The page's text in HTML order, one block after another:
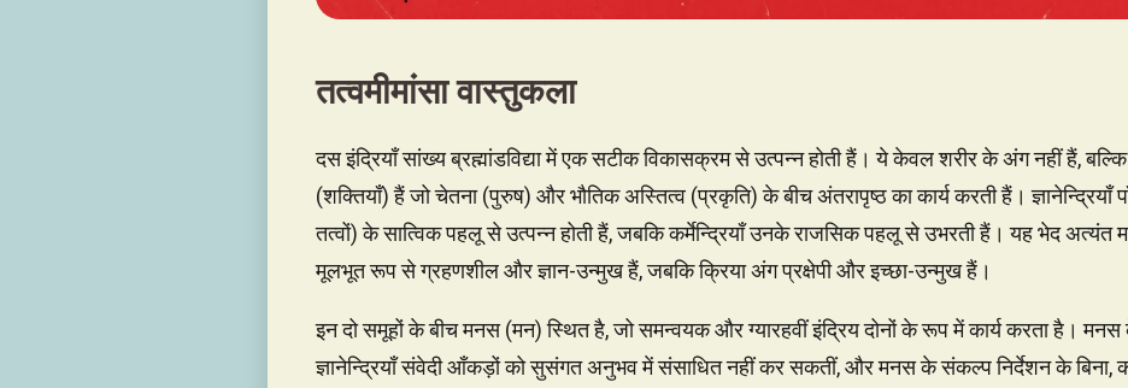
तत्वमीमांसा वास्तुकला
दस इंद्रियाँ सांख्य ब्रह्मांडविद्या में एक सटीक विकासक्रम से उत्पन्न होती हैं। ये केवल शरीर के अंग नहीं हैं, बल्कि
(शक्तियाँ) हैं जो चेतना (पुरुष) और भौतिक अस्तित्व (प्रकृति) के बीच अंतरापृष्ठ का कार्य करती हैं। ज्ञानेन्द्रियाँ
तत्वों) के सात्विक पहलू से उत्पन्न होती हैं, जबकि कर्मेन्द्रियाँ उनके राजसिक पहलू से उभरती हैं। यह भेद अत्यंत
मूलभूत रूप से ग्रहणशील और ज्ञान-उन्मुख हैं, जबकि क्रिया अंग प्रक्षेपी और इच्छा-उन्मुख हैं।
इन दो समूहों के बीच मनस (मन) स्थित है, जो समन्वयक और ग्यारहवीं इंद्रिय दोनों के रूप में कार्य करता है। मनस
ज्ञानेन्द्रियाँ संवेदी आँकड़ों को सुसंगत अनुभव में संसाधित नहीं कर सकतीं, और मनस के संकल्प निर्देशन के बिना,